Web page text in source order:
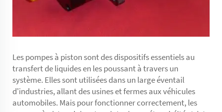
Les pompes à piston sont des dispositifs essentiels au
transfert de liquides en les poussant à travers un
système. Elles sont utilisées dans un large éventail
d'industries, allant des usines et fermes aux véhicules
automobiles. Mais pour fonctionner correctement, les